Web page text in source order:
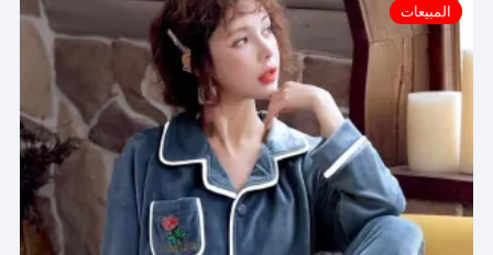
المبيعات